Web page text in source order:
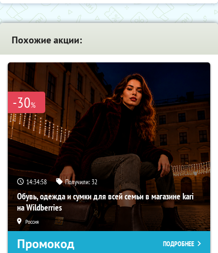
Похожие акции:
-30%
14:34:57 Получили: 32
Обувь, одежда и сумки для всей семьи в магазине kari
на Wildberries
Россия
Промокод ПОДРОБНЕЕ